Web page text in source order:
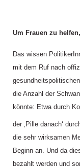
Um Frauen zu
Das wissen
mit dem Ruf nach
die Anzahl der
könnte: Etwa durch
der ‚Pille danach‘
die sehr wirksamen
Beginn an. Und da
bezahlt werden und